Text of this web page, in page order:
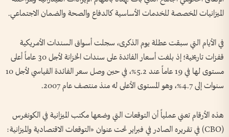
الميزانيات المخصصة للخدمات الأساسية كالدفاع والصحة والضمان الاجتماعي.
في الأيام التي سبقت عطلة يوم الذكرى، سجلت أسواق السندات الأمريكية
قفزات تاريخية؛ إذ بلغت أسعار الفائدة على سندات الخزانة لأجل 30 عاماً أعلى
مستوى لها في 19 عاماً عند 5.2%، في حين وصل سعر الفائدة القياسي لأجل 10
سنوات إلى 4.7%، وهو المستوى الأعلى له منذ منتصف عام 2007.
هذه الأرقام تعني عملياً أن التوقعات التي وضعها مكتب الميزانية في الكونغرس
(CBO) في تقريره الصادر في فبراير تحت عنوان «التوقعات الاقتصادية والميزانية: